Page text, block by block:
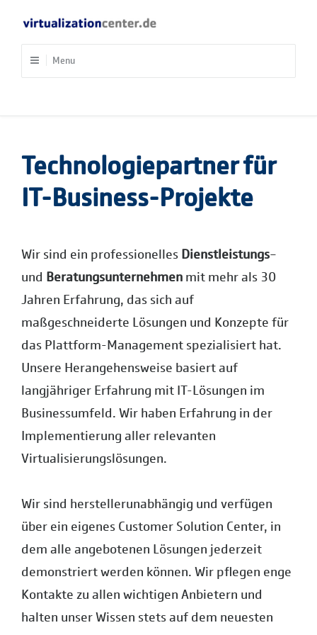
Virtualizationcenter
Plattform Management
Menu
Technologiepartner für
IT-Business-Projekte
Wir sind ein professionelles Dienstleistungs–
und Beratungsunternehmen mit mehr als 30
Jahren Erfahrung, das sich auf
maßgeschneiderte Lösungen und Konzepte für
das Plattform-Management spezialisiert hat.
Unsere Herangehensweise basiert auf
langjähriger Erfahrung mit IT-Lösungen im
Businessumfeld. Wir haben Erfahrung in der
Implementierung aller relevanten
Virtualisierungslösungen.
Wir sind herstellerunabhängig und verfügen
über ein eigenes Customer Solution Center, in
dem alle angebotenen Lösungen jederzeit
demonstriert werden können. Wir pflegen enge
Kontakte zu allen wichtigen Anbietern und
halten unser Wissen stets auf dem neuesten